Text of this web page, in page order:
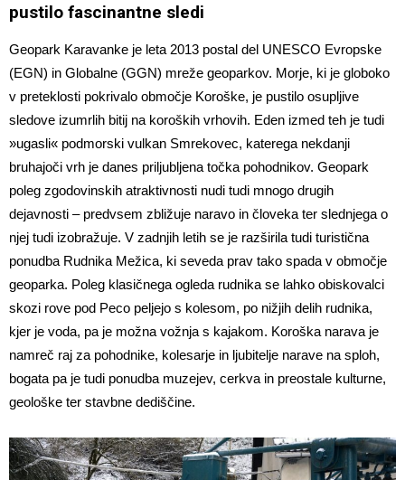
pustilo fascinantne sledi
Geopark Karavanke je leta 2013 postal del UNESCO Evropske
(EGN) in Globalne (GGN) mreže geoparkov. Morje, ki je globoko
v preteklosti pokrivalo območje Koroške, je pustilo osupljive
sledove izumrlih bitij na koroških vrhovih. Eden izmed teh je tudi
»ugasli« podmorski vulkan Smrekovec, katerega nekdanji
bruhajoči vrh je danes priljubljena točka pohodnikov. Geopark
poleg zgodovinskih atraktivnosti nudi tudi mnogo drugih
dejavnosti – predvsem zbližuje naravo in človeka ter slednjega o
njej tudi izobražuje. V zadnjih letih se je razširila tudi turistična
ponudba Rudnika Mežica, ki seveda prav tako spada v območje
geoparka. Poleg klasičnega ogleda rudnika se lahko obiskovalci
skozi rove pod Peco peljejo s kolesom, po nižjih delih rudnika,
kjer je voda, pa je možna vožnja s kajakom. Koroška narava je
namreč raj za pohodnike, kolesarje in ljubitelje narave na sploh,
bogata pa je tudi ponudba muzejev, cerkva in preostale kulturne,
geološke ter stavbne dediščine.